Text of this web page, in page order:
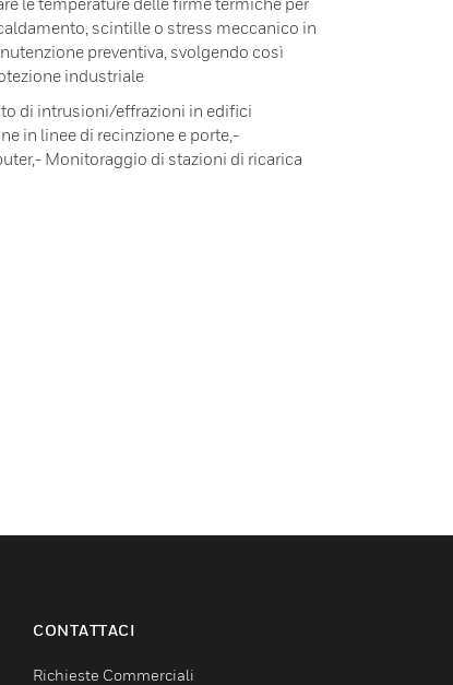
scintille o stress meccanico in
preventiva, svolgendo così
industriale
di intrusioni/effrazioni in edifici
in linee di recinzione e porte,-
Monitoraggio di stazioni di ricarica
CONTATTACI
Richieste Commerciali